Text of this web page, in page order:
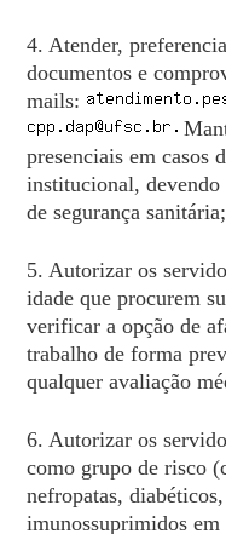
4. Atender,
documentos e
mails:
presenciais em casos
institucional, devendo
de segurança sanitária;
5. Autorizar os
idade que procurem
verificar a opção de
trabalho de forma
qualquer avaliação
6. Autorizar os
como grupo de risco
nefropatas,
imunossuprimidos